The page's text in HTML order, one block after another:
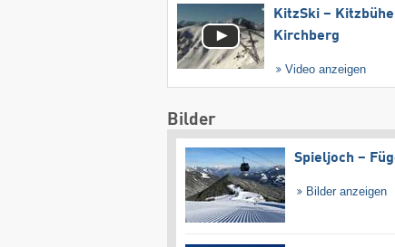
KitzSki –
Kirchberg
Video anzeigen
Bilder
Spieljoch –
Bilder anzeigen